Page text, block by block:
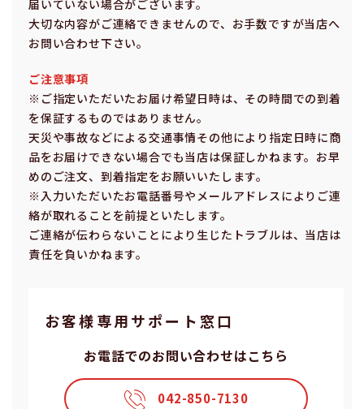
届いていない場合がございます。
⼤切な内容がご連絡できませんので、お⼿数ですが当店へ
お問い合わせ下さい。
ご注意事項
※ご指定いただいたお届け希望⽇時は、その時間での到着
を保証するものではありません。
天災や事故などによる交通事情その他により指定⽇時に商
品をお届けできない場合でも当店は保証しかねます。お早
めのご注⽂、到着指定をお願いいたします。
※⼊⼒いただいたお電話番号やメールアドレスによりご連
絡が取れることを前提といたします。
ご連絡が伝わらないことにより⽣じたトラブルは、当店は
責任を負いかねます。
お客様専⽤サポート窓⼝
お電話でのお問い合わせはこちら
042-850-7130